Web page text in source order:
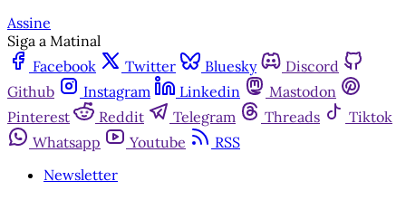
Assine
Siga a Matinal
Facebook
Twitter Bluesky
Discord
Github
Instagram Linkedin
Mastodon
Pinterest
Reddit Telegram Threads
Tiktok
Whatsapp
Youtube
RSS
Newsletter